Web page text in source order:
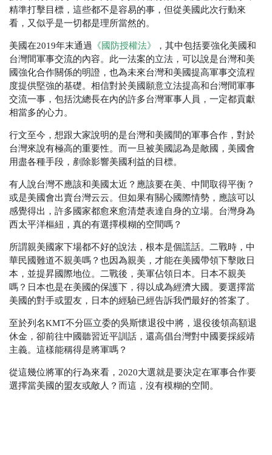
精準打擊目標，這些都不是容易的事，但從美國此次行動來
看，又似乎是一切都是理所當然的。
美國在2019年末通過 《國防授權法》
，其中包括要強化美國和
台灣間軍事交流的內容。此一法案的立法，可以說是台灣和美
國強化合作關係的明證，也為未來台灣和美國提高軍事交流程
度提供堅強的基礎。相信對於美國願意立法提高和台灣間軍事
交流一事，包括沈總長在內的許多台灣軍事人員，一定都貢獻
相當多的心力。
行文至今，想跟大家說明的是台灣和美國間的軍事合作，對於
台灣來說有極高的重要性。而一旦被美國認為是敵國，美國會
用盡各種手段，剷除影響美國利益的目標。
有人說台灣不應該和美國太近？應該要在美、中間取得平衡？
或是美國會出賣台灣云云。但如果有關心國際情勢，應該可以
感覺得出，許多國家都愈來愈清楚表達自身的立場。台灣身為
西太平洋樞紐，真的有選擇模糊的空間嗎？
所謂親美國家下場都不好的說法，根本是個謊話。二戰時，中
華民國難道不親美嗎？也因為親美，才能在美國帶領下擊敗日
本，並提昇國際地位。二戰後，美軍佔領日本。日本不親美
嗎？日本也是在美國的保護下，得以成為經濟大國。要選擇當
美國的對手或盟友，日本的經驗已經告訴我們最好的答案了。
至於列名KMT不分區立委的吳斯懷退役中將，退役後領高額退
休金，卻前往中國聽習近平訓話，還高倡台灣對中國要採綏靖
主義。這樣能稱得是將軍嗎？
從這幾位將軍的行為來看，2020大選就是要決定在軍事合作要
選擇當美國的盟友或敵人？而這，沒有模糊的空間。